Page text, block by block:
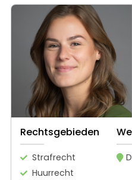
Rechtsgebieden
Strafrecht
Huurrecht